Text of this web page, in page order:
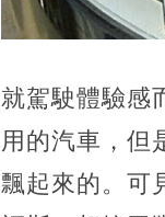
就駕駛體驗感
用的汽車，但
飄起來的。可